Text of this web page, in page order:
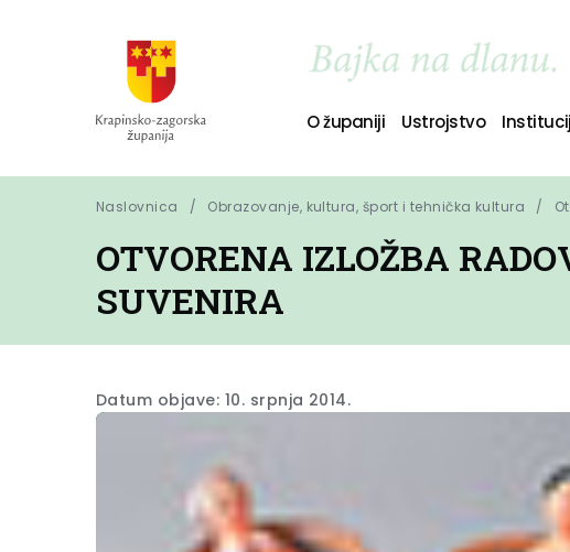
O županiji Ustrojstvo
Naslovnica Obrazovanje, kultura, šport i tehnička kultura
OTVORENA IZLOŽBA
SUVENIRA
Datum objave: 10. srpnja 2014.